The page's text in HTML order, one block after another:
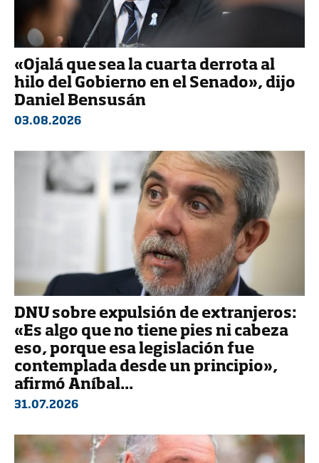
«Ojalá que sea la cuarta derrota al
hilo del Gobierno en el Senado», dijo
Daniel Bensusán
03.08.2026
DNU sobre expulsión de extranjeros:
«Es algo que no tiene pies ni cabeza
eso, porque esa legislación fue
contemplada desde un principio»,
afirmó Aníbal...
31.07.2026